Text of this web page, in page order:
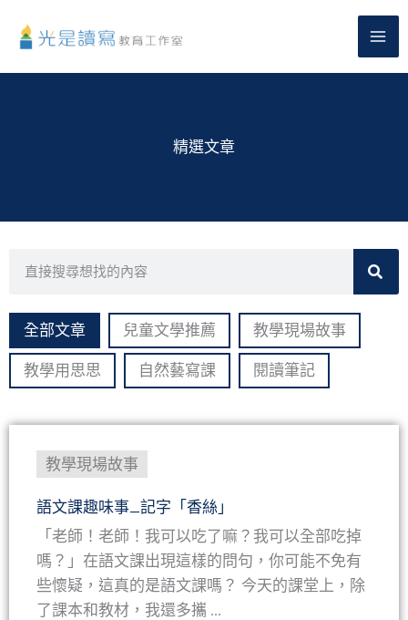
精選文章
全部文章 兒童文學推薦 教學現場故事
教學用思思 自然藝寫課 閱讀筆記
教學現場故事
語文課趣味事_記字「香絲」
「老師！老師！我可以吃了嘛？我可以全部吃掉
嗎？」在語文課出現這樣的問句，你可能不免有
些懷疑，這真的是語文課嗎？ 今天的課堂上，除
了課本和教材，我還多攜 ...